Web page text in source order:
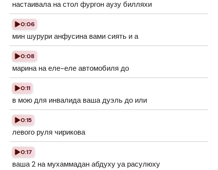
настаивала на стол фургон аузу билляхи
0:06
мин шурури анфусина вами сиять и а
0:08
марина на еле-еле автомобиля до
0:11
в мою для инвалида ваша дуэль до или
0:15
левого руля чирикова
0:17
ваша 2 на мухаммадан абдуху уа расулюху